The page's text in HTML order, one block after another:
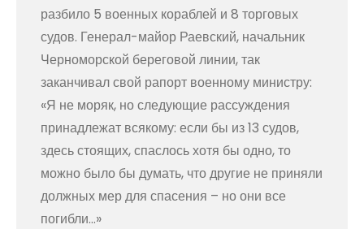
разбило 5 военных кораблей и 8 торговых
судов. Генерал-майор Раевский, начальник
Черноморской береговой линии, так
заканчивал свой рапорт военному министру:
«Я не моряк, но следующие рассуждения
принадлежат всякому: если бы из 13 судов,
здесь стоящих, спаслось хотя бы одно, то
можно было бы думать, что другие не приняли
должных мер для спасения – но они все
погибли…»